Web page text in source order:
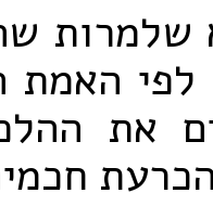
שלמרות
לפי
את